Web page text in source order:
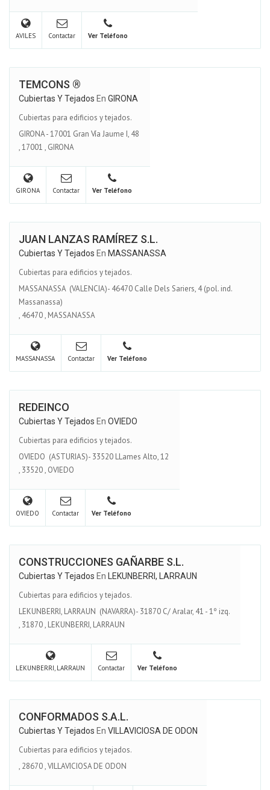
AVILES Contactar Ver Teléfono
TEMCONS ®
Cubiertas Y Tejados En GIRONA
Cubiertas para edificios y tejados.
GIRONA - 17001 Gran Vía Jaume I, 48
,17001 , GIRONA
GIRONA Contactar Ver Teléfono
JUAN LANZAS RAMÍREZ S.L.
Cubiertas Y Tejados En MASSANASSA
Cubiertas para edificios y tejados.
MASSANASSA (VALENCIA)- 46470 Calle Dels Sariers, 4 (pol. ind.
Massanassa)
, 46470, MASSANASSA
MASSANASSA Contactar Ver Teléfono
REDEINCO
Cubiertas Y Tejados En OVIEDO
Cubiertas para edificios y tejados.
OVIEDO (ASTURIAS)- 33520 LLames Alto, 12
, 33520, OVIEDO
OVIEDO Contactar Ver Teléfono
CONSTRUCCIONES GAÑARBE S.L.
Cubiertas Y Tejados En LEKUNBERRI, LARRAUN
Cubiertas para edificios y tejados.
LEKUNBERRI, LARRAUN (NAVARRA)- 31870 C/ Aralar, 41 - 1º izq.
, 31870, LEKUNBERRI, LARRAUN
LEKUNBERRI, LARRAUN Contactar Ver Teléfono
CONFORMADOS S.A.L.
Cubiertas Y Tejados En VILLAVICIOSA DE ODON
Cubiertas para edificios y tejados.
, 28670,VILLAVICIOSA DE ODON